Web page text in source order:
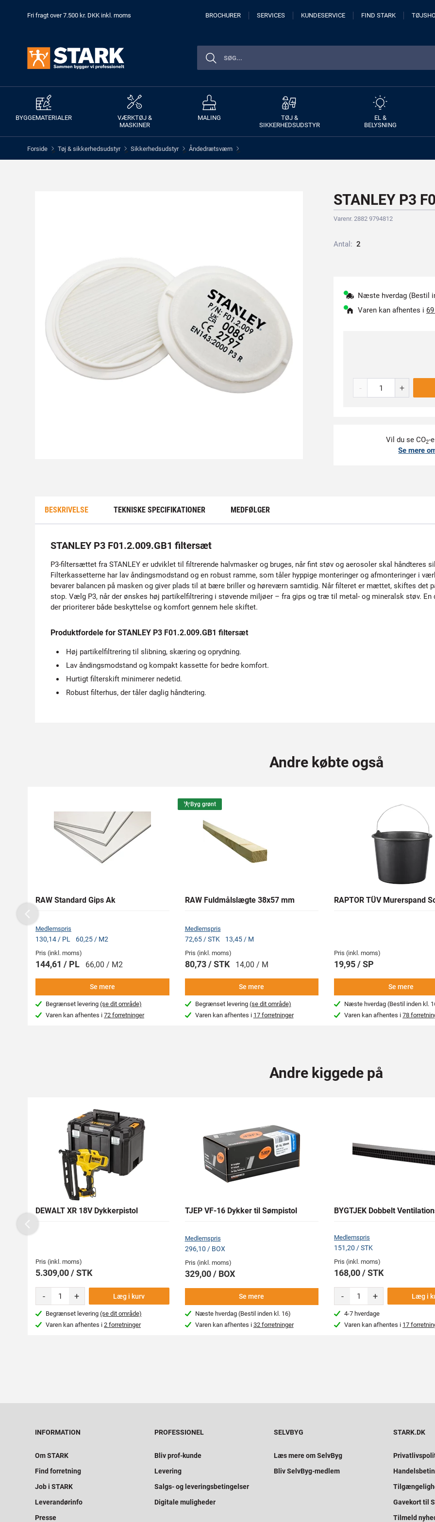
Fri fragt over 7.500 kr. DKK inkl. moms BROCHURER SERVICES KUNDESERVICE FIND STARK
BYGGEMATERIALER
VÆRKTØJ &
MASKINER
MALING
TØJ &
SIKKERHEDSUDSTYR
EL &
BELYSNING
Forside > Tøj & sikkerhedsudstyr > Sikkerhedsudstyr > Åndedrætsværn >
STANLEY P3
Varenr. 2882 9794812
Antal: 2
Næste hverdag (Bestil
Varen kan afhentes i
- +
Vil du se CO2-
Se mere
BESKRIVELSE TEKNISKE SPECIFIKATIONER MEDFØLGER
STANLEY P3 F01.2.009.GB1 filtersæt
P3-filtersættet fra STANLEY er udviklet til filtrerende halvmasker og bruges, når fint støv og aerosoler skal håndteres
Filterkassetterne har lav åndingsmodstand og en robust ramme, som tåler hyppige monteringer og afmonteringer i
bevarer balancen på masken og giver plads til at bære briller og høreværn samtidig. Når filteret er mættet, skiftes det
stop. Vælg P3, når der ønskes høj partikelfiltrering i støvende miljøer – fra gips og træ til metal- og mineralsk støv.
der prioriterer både beskyttelse og komfort gennem hele skiftet.
Produktfordele for STANLEY P3 F01.2.009.GB1 filtersæt
Høj partikelfiltrering til slibning, skæring og oprydning.
Lav åndingsmodstand og kompakt kassette for bedre komfort.
Hurtigt filterskift minimerer nedetid.
Robust filterhus, der tåler daglig håndtering.
Andre købte også
RAW Standard Gips Ak
Medlemspris
130,14 / PL 60,25 / M2
Pris (inkl. moms)
144,61 / PL 66,00 / M2
Se mere
Begrænset levering(se dit område)
Varen kan afhentes i72 forretninger
Byg grønt
RAW Fuldmålslægte 38x57 mm
Medlemspris
72,65 / STK 13,45 / M
Pris (inkl. moms)
80,73 / STK 14,00 / M
Se mere
Begrænset levering (se dit område)
Varen kan afhentes i 17 forretninger
RAPTOR TÜV Murerspand
Pris (inkl. moms)
19,95 / SP
Se mere
Næste hverdag (Bestil inden kl.
Varen kan afhentes i78
Previous
Andre kiggede på
DEWALT XR 18V Dykkerpistol
Pris (inkl. moms)
5.309,00 / STK
- + Læg i kurv
Begrænset levering(se dit område)
Varen kan afhentes i2 forretninger
TJEP VF-16 Dykker til Sømpistol
Medlemspris
296,10 / BOX
Pris (inkl. moms)
329,00 / BOX
Se mere
Næste hverdag (Bestil inden kl. 16)
Varen kan afhentes i 32 forretninger
BYGTJEK Dobbelt
Medlemspris
151,20 / STK
Pris (inkl. moms)
168,00 / STK
- + Læg i
4-7 hverdage
Varen kan afhentes i 17
Previous
INFORMATION
Om STARK
Find forretning
Job i STARK
Leverandørinfo
Presse
PROFESSIONEL
Bliv prof-kunde
Levering
Salgs- og leveringsbetingelser
Digitale muligheder
SELVBYG
Læs mere om SelvByg
Bliv SelvByg-medlem
STARK.DK
Gavekort til
Tilmeld